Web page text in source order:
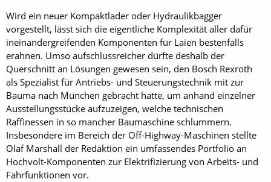
Wird ein neuer Kompaktlader oder Hydraulikbagger
vorgestellt, lässt sich die eigentliche Komplexität aller dafür
ineinandergreifenden Komponenten für Laien bestenfalls
erahnen. Umso aufschlussreicher dürfte deshalb der
Querschnitt an Lösungen gewesen sein, den Bosch Rexroth
als Spezialist für Antriebs- und Steuerungstechnik mit zur
Bauma nach München gebracht hatte, um anhand einzelner
Ausstellungsstücke aufzuzeigen, welche technischen
Raffinessen in so mancher Baumaschine schlummern.
Insbesondere im Bereich der Off-Highway-Maschinen stellte
Olaf Marshall der Redaktion ein umfassendes Portfolio an
Hochvolt-Komponenten zur Elektrifizierung von Arbeits- und
Fahrfunktionen vor.